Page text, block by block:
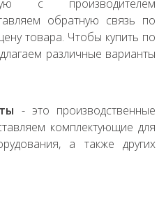
с производителем
обратную связь по
товара. Чтобы купить по
различные варианты
- это производственные
комплектующие для
а также других